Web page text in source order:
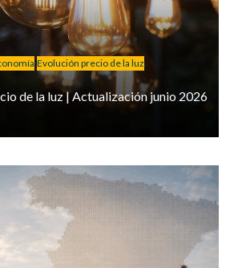
Evolución precio de la luz
de la luz | Actualización junio 2026